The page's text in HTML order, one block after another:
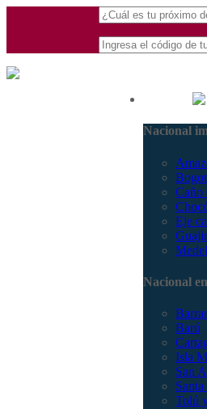
Nacional
Caño
Eje
Nacional
Barú
Isla
San
Tolú